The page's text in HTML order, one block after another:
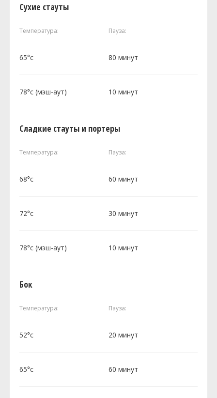
Сухие стауты
Температура: Пауза:
65°c 80 минут
78°c (мэш-аут) 10 минут
Сладкие стауты и портеры
Температура: Пауза:
68°c 60 минут
72°c 30 минут
78°c (мэш-аут) 10 минут
Бок
Температура: Пауза:
52°c 20 минут
65°c 60 минут